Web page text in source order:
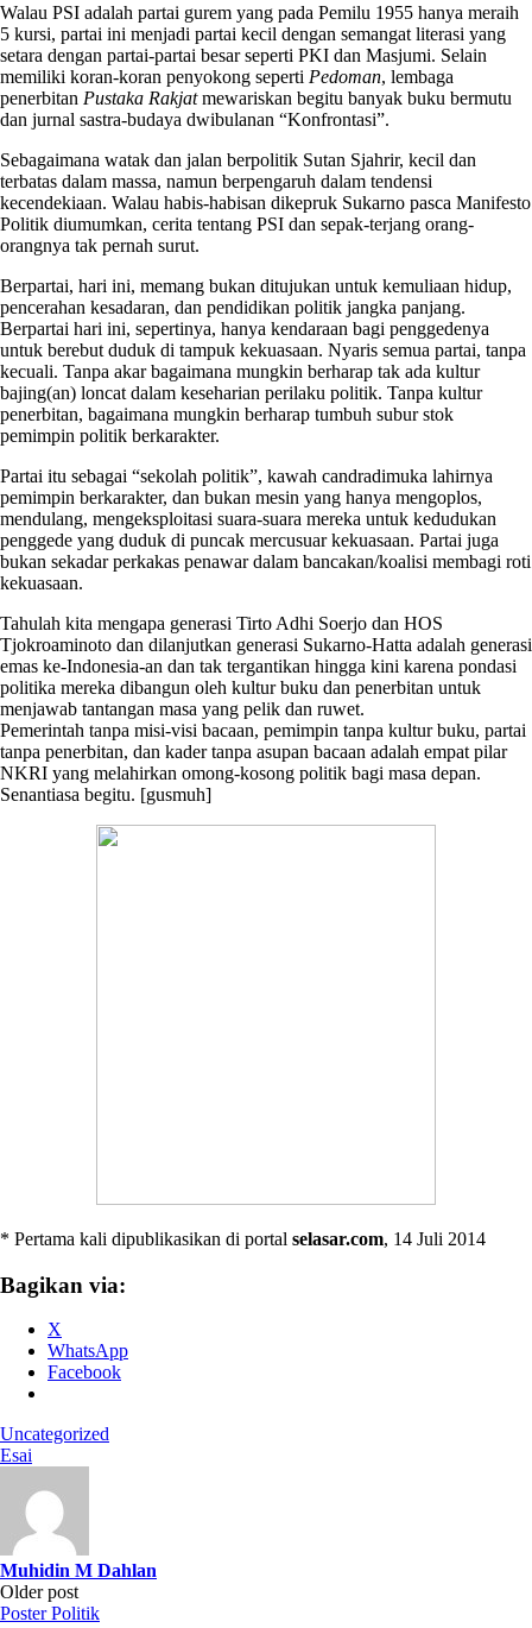
Walau PSI adalah partai gurem yang pada Pemilu 1955 hanya meraih
5 kursi, partai ini menjadi partai kecil dengan semangat literasi yang
setara dengan partai-partai besar seperti PKI dan Masjumi. Selain
memiliki koran-koran penyokong seperti Pedoman, lembaga
penerbitan Pustaka Rakjatmewariskan begitu banyak buku bermutu
dan jurnal sastra-budaya dwibulanan “Konfrontasi”.
Sebagaimana watak dan jalan berpolitik Sutan Sjahrir, kecil dan
terbatas dalam massa, namun berpengaruh dalam tendensi
kecendekiaan. Walau habis-habisan dikepruk Sukarno pasca Manifesto
Politik diumumkan, cerita tentang PSI dan sepak-terjang orang-
orangnya tak pernah surut.
Berpartai, hari ini, memang bukan ditujukan untuk kemuliaan hidup,
pencerahan kesadaran, dan pendidikan politik jangka panjang.
Berpartai hari ini, sepertinya, hanya kendaraan bagi penggedenya
untuk berebut duduk di tampuk kekuasaan. Nyaris semua partai, tanpa
kecuali. Tanpa akar bagaimana mungkin berharap tak ada kultur
bajing(an) loncat dalam keseharian perilaku politik. Tanpa kultur
penerbitan, bagaimana mungkin berharap tumbuh subur stok
pemimpin politik berkarakter.
Partai itu sebagai “sekolah politik”, kawah candradimuka lahirnya
pemimpin berkarakter, dan bukan mesin yang hanya mengoplos,
mendulang, mengeksploitasi suara-suara mereka untuk kedudukan
penggede yang duduk di puncak mercusuar kekuasaan. Partai juga
bukan sekadar perkakas penawar dalam bancakan/koalisi membagi roti
kekuasaan.
Tahulah kita mengapa generasi Tirto Adhi Soerjo dan HOS
Tjokroaminoto dan dilanjutkan generasi Sukarno-Hatta adalah generasi
emas ke-Indonesia-an dan tak tergantikan hingga kini karena pondasi
politika mereka dibangun oleh kultur buku dan penerbitan untuk
menjawab tantangan masa yang pelik dan ruwet.
Pemerintah tanpa misi-visi bacaan, pemimpin tanpa kultur buku, partai
tanpa penerbitan, dan kader tanpa asupan bacaan adalah empat pilar
NKRI yang melahirkan omong-kosong politik bagi masa depan.
Senantiasa begitu. [gusmuh]
* Pertama kali dipublikasikan di portal selasar.com, 14 Juli 2014
Bagikan via:
X
WhatsApp
Facebook
Uncategorized
Esai
Muhidin M Dahlan
Post
Older post
Poster Politik